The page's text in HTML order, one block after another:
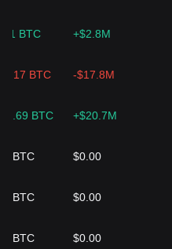
+$2.8M
BTC
-$17.8M
BTC
+$20.7M
BTC
$0.00
BTC
$0.00
BTC
$0.00
BTC